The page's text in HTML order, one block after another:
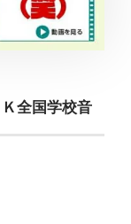
全国学校音